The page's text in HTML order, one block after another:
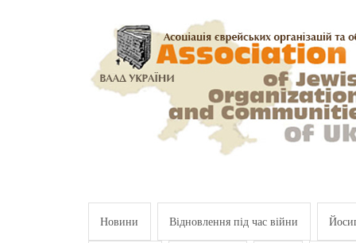
Новини Відновлення під час війни